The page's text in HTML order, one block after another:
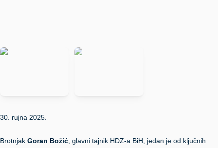
30. rujna 2025.
Brotnjak Goran Božić , glavni tajnik HDZ-a BiH, jedan je od ključnih